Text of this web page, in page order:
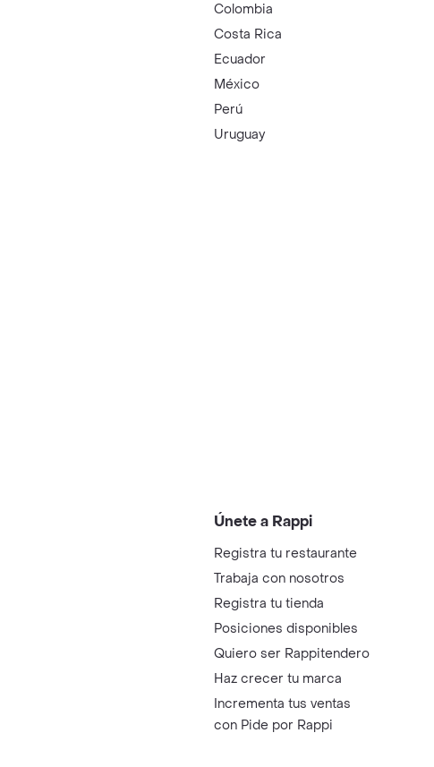
Colombia
Costa Rica
Ecuador
México
Perú
Uruguay
Únete a Rappi
Registra tu restaurante
Trabaja con nosotros
Registra tu tienda
Posiciones disponibles
Quiero ser Rappitendero
Haz crecer tu marca
Incrementa tus ventas
con Pide por Rappi